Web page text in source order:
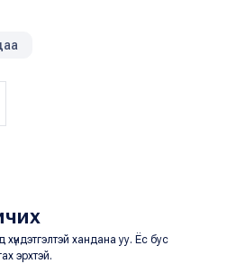
хандана уу. Ёс бус
эрхтэй.